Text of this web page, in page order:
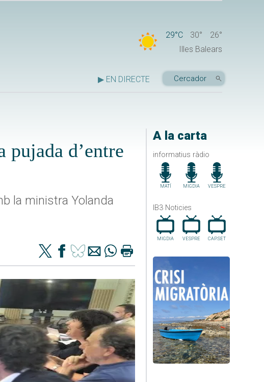
29°C 30°
26°
Illes Balears
▶ EN DIRECTE
A la carta
informatius ràdio
MATÍ MIGDIA VESPRE
IB3 Noticies
MIGDIA VESPRE CAP.SET
d’entre
la ministra Yolanda